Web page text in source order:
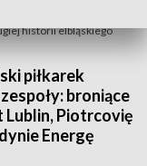
historii elbląskiego
piłkarek
broniące
Lublin, Piotrcovię
Energę